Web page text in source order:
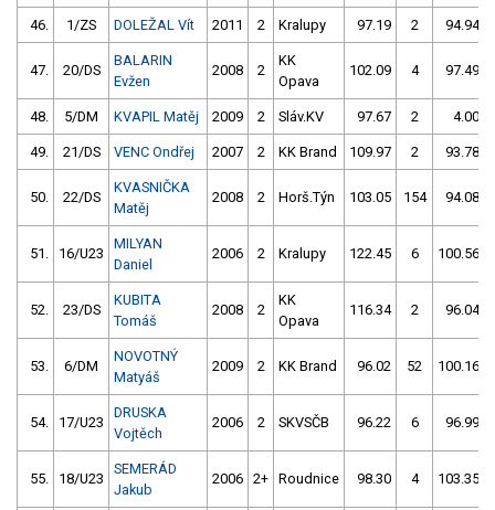
46. 1/ZS DOLEŽAL Vít 2011 2 Kralupy 97.19 2 94.94
47. 20/DS
BALARIN
Evžen
2008 2
KK
Opava
102.09 4 97.49
48. 5/DM KVAPIL Matěj 2009 2 Sláv.KV 97.67 2 4.00
49. 21/DS VENC Ondřej 2007 2 KK Brand 109.97 2 93.78
50. 22/DS
KVASNIČKA
Matěj
2008 2 Horš.Týn 103.05 154 94.08
51. 16/U23
MILYAN
Daniel
2006 2 Kralupy 122.45 6 100.56
52. 23/DS
KUBITA
Tomáš
2008 2
KK
Opava
116.34 2 96.04
53. 6/DM
NOVOTNÝ
Matyáš
2009 2 KK Brand 96.02 52 100.16
54. 17/U23
DRUSKA
Vojtěch
2006 2 SKVSČB 96.22 6 96.99
55. 18/U23
SEMERÁD
Jakub
2006 2+ Roudnice 98.30 4 103.35